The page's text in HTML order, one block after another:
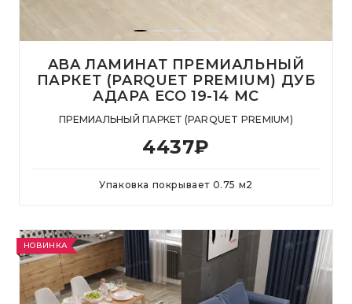
ABA ЛАМИНАТ ПРЕМИАЛЬНЫЙ
ПАРКЕТ (PARQUET PREMIUM) ДУБ
АДАРА ECO 19-14 MC
ПРЕМИАЛЬНЫЙ ПАРКЕТ (PARQUET PREMIUM)
4437₽
Упаковка покрывает 0.75 м2
НОВИНКА